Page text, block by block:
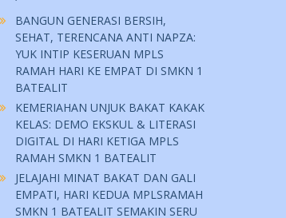
BANGUN GENERASI BERSIH,
SEHAT, TERENCANA ANTI NAPZA:
YUK INTIP KESERUAN MPLS
RAMAH HARI KE EMPAT DI SMKN 1
BATEALIT
KEMERIAHAN UNJUK BAKAT KAKAK
KELAS: DEMO EKSKUL & LITERASI
DIGITAL DI HARI KETIGA MPLS
RAMAH SMKN 1 BATEALIT
JELAJAHI MINAT BAKAT DAN GALI
EMPATI, HARI KEDUA MPLSRAMAH
SMKN 1 BATEALIT SEMAKIN SERU